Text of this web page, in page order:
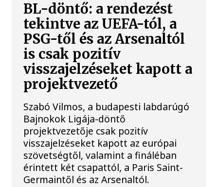
BL-döntő: a rendezést
tekintve az UEFA-tól, a
PSG-től és az Arsenaltól
is csak pozitív
visszajelzéseket kapott a
projektvezető
Szabó Vilmos, a budapesti labdarúgó
Bajnokok Ligája-döntő
projektvezetője csak pozitív
visszajelzéseket kapott az európai
szövetségtől, valamint a fináléban
érintett két csapattól, a Paris Saint-
Germaintől és az Arsenaltól.